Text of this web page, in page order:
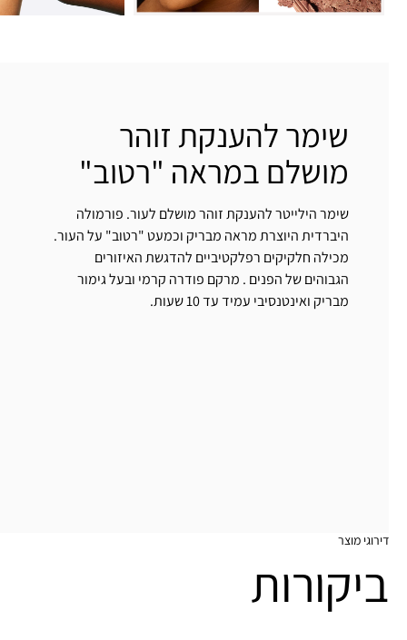
שימר להענקת זוהר
מושלם במראה "רטוב"
שימר הילייטר להענקת זוהר מושלם לעור. פורמולה
היברדית היוצרת מראה מבריק וכמעט "רטוב" על העור.
מכילה חלקיקים רפלקטיביים להדגשת האיזורים
הגבוהים של הפנים . מרקם פודרה קרמי ובעל גימור
מבריק ואינטנסיבי עמיד עד 10 שעות.
דירוגי מוצר
ביקורות